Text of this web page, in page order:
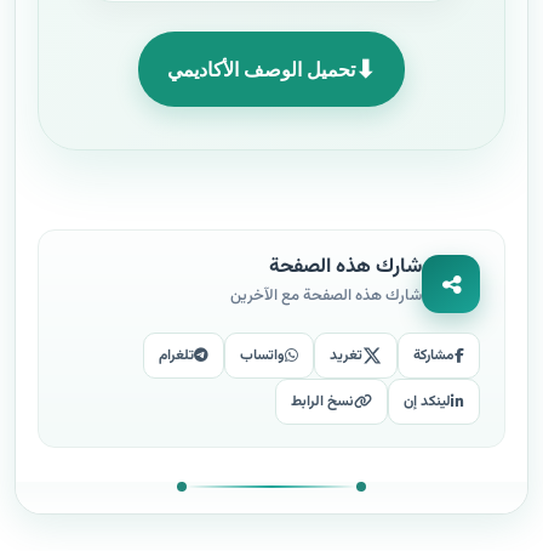
⬇تحميل الوصف الأكاديمي
شارك هذه الصفحة
شارك هذه الصفحة مع الآخرين
مشاركة تغريد واتساب تلغرام
لينكد إن نسخ الرابط